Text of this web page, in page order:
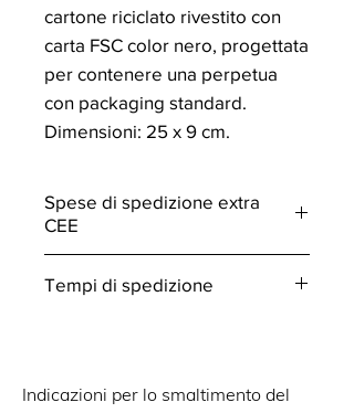
cartone riciclato rivestito con
carta FSC color nero, progettata
per contenere una perpetua
con packaging standard.
Dimensioni: 25 x 9 cm.
Spese di spedizione extra
CEE
tasse di importazione che sono a
Tempi di spedizione
tempi di spedizione, fino a un
Indicazioni per lo smaltimento del